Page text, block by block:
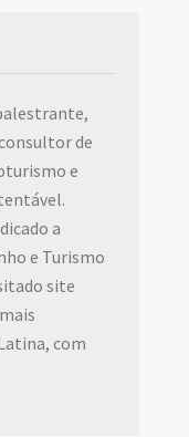
de
e
a
e Turismo
site
com